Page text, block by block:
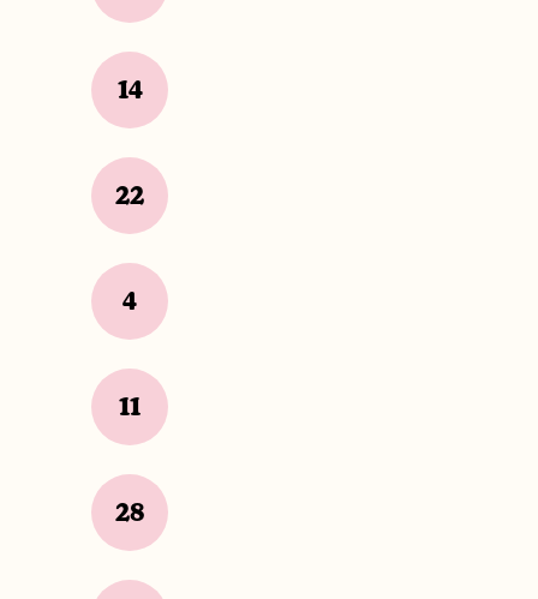
14
22
4
11
28